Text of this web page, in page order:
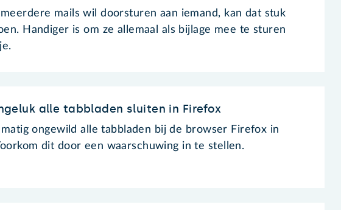
mails wil doorsturen aan iemand, kan dat stuk
Handiger is om ze allemaal als bijlage mee te sturen
alle tabbladen sluiten in Firefox
ongewild alle tabbladen bij de browser Firefox in
dit door een waarschuwing in te stellen.